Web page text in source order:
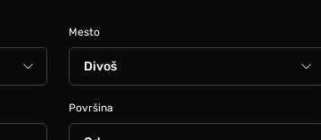
Mesto
Površina